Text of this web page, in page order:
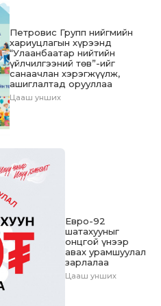
Петровис Групп нийгмийн
хариуцлагын хүрээнд
“Улаанбаатар нийтийн
үйлчилгээний төв”-ийг
санаачлан хэрэгжүүлж,
ашиглалтад орууллаа
Цааш унших
Евро-92
шатахууныг
онцгой үнээр
авах урамшуулал
зарлалаа
Цааш унших